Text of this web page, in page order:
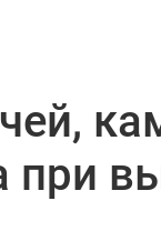
при